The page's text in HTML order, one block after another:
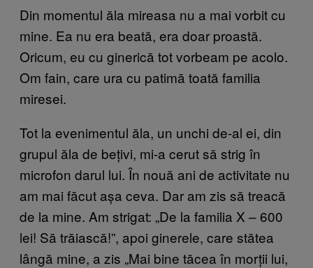
Din momentul ăla mireasa nu a mai vorbit cu
mine. Ea nu era beată, era doar proastă.
Oricum, eu cu ginerică tot vorbeam pe acolo.
Om fain, care ura cu patimă toată familia
miresei.
Tot la evenimentul ăla, un unchi de-al ei, din
grupul ăla de bețivi, mi-a cerut să strig în
microfon darul lui. În nouă ani de activitate nu
am mai făcut așa ceva. Dar am zis să treacă
de la mine. Am strigat: „De la familia X – 600
lei! Să trăiască!”, apoi ginerele, care stătea
lângă mine, a zis „Mai bine tăcea în morții lui,